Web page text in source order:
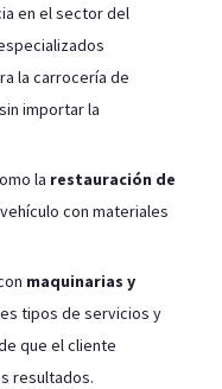
en el sector del
la carrocería de
sin importar la
la restauración de
con materiales
maquinarias y
tipos de servicios y
que el cliente
resultados.